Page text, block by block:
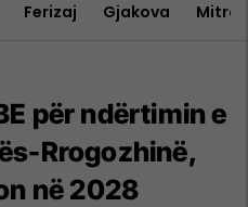
Ferizaj Gjakova
për ndërtimin e
Rrogozhinë,
në 2028